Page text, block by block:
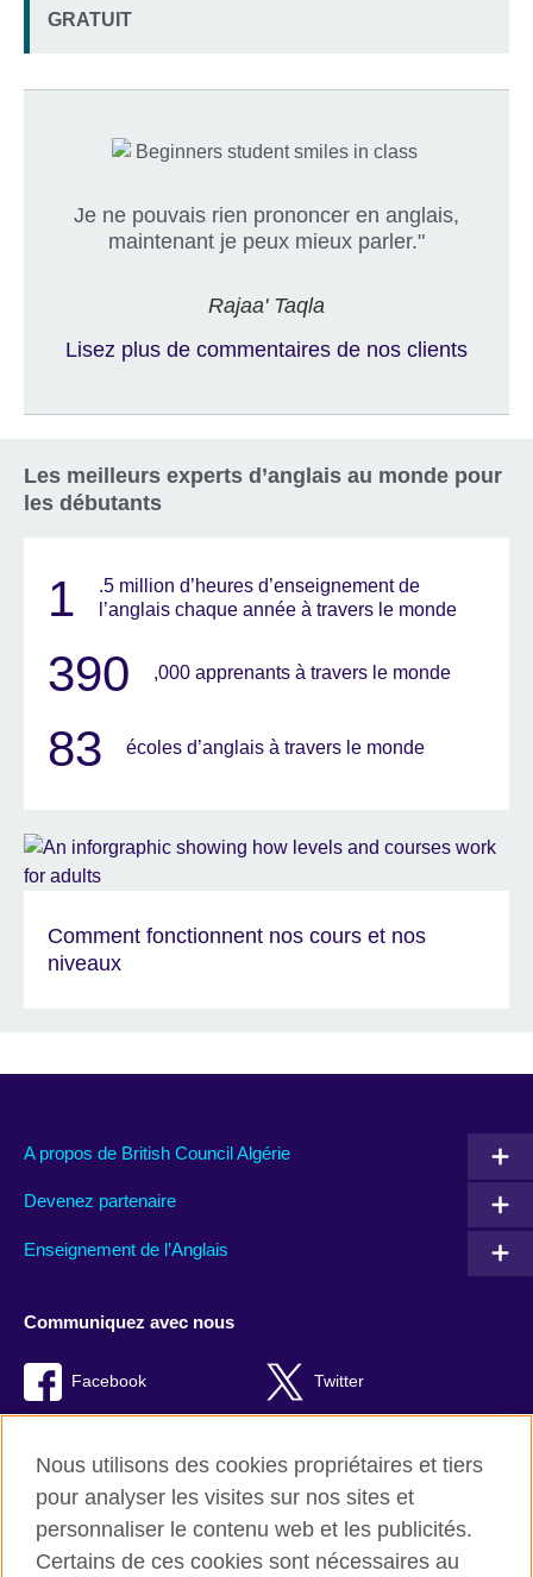
Location
Price
GRATUIT
Je ne pouvais rien prononcer en anglais,
maintenant je peux mieux parler."
Rajaa' Taqla
Lisez plus de commentaires de nos clients
Les meilleurs experts d’anglais au monde pour
les débutants
1
.5 million d’heures d’enseignement de
l’anglais chaque année à travers le monde
390 ,000 apprenants à travers le monde
83 écoles d’anglais à travers le monde
Comment fonctionnent nos cours et nos
niveaux
A propos de British Council Algérie
Devenez partenaire
Enseignement de l’Anglais
Communiquez avec nous
Facebook Twitter
Nous utilisons des cookies propriétaires et tiers
pour analyser les visites sur nos sites et
personnaliser le contenu web et les publicités.
Certains de ces cookies sont nécessaires au